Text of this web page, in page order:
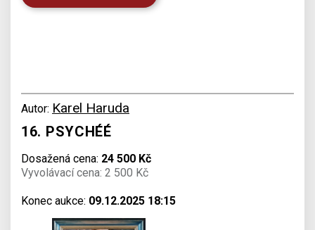
Autor: Karel Haruda
16. PSYCHÉÉ
Dosažená cena: 24 500 Kč
Vyvolávací cena: 2 500 Kč
Konec aukce: 09.12.2025 18:15